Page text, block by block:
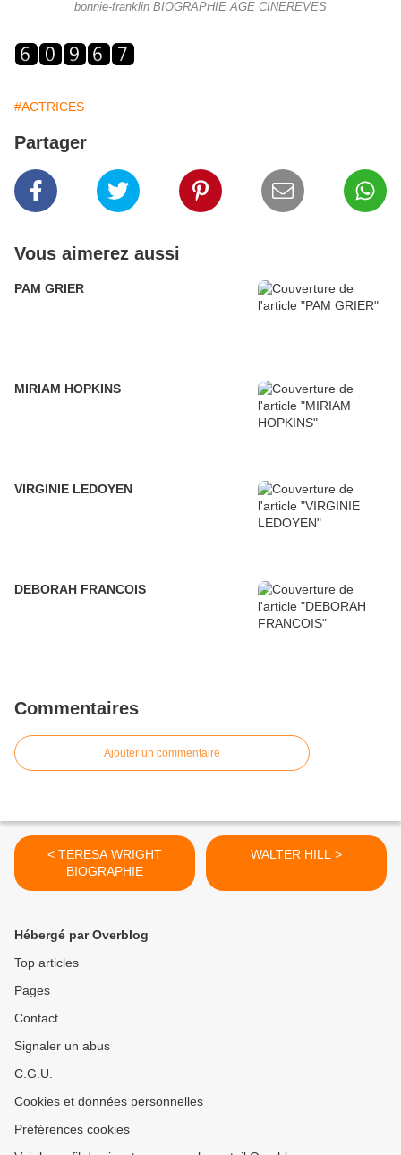
bonnie-franklin BIOGRAPHIE AGE CINEREVES
#ACTRICES
Partager
Vous aimerez aussi
PAM GRIER
MIRIAM HOPKINS
VIRGINIE LEDOYEN
DEBORAH FRANCOIS
Commentaires
Ajouter un commentaire
< TERESA WRIGHT
BIOGRAPHIE
WALTER HILL >
Hébergé par Overblog
Top articles
Pages
Contact
Signaler un abus
C.G.U.
Cookies et données personnelles
Préférences cookies